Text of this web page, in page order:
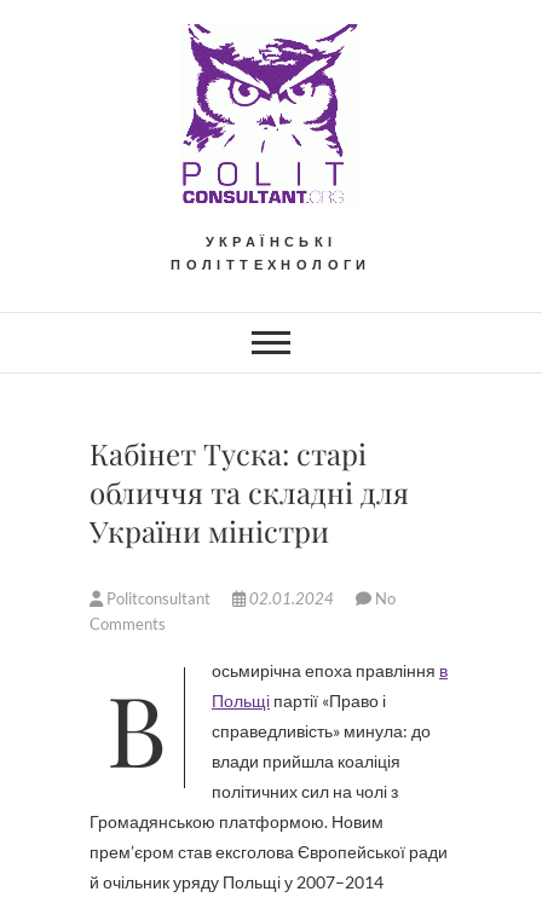
УКРАЇНСЬКІ
ПОЛІТТЕХНОЛОГИ
Кабінет Туска: старі
обличчя та складні для
України міністри
Politconsultant 02.01.2024
No
Comments
Восьмирічна епоха правління в
Польщі партії «Право і
справедливість» минула: до
влади прийшла коаліція
політичних сил на чолі з
Громадянською платформою. Новим
прем’єром став ексголова Європейської ради
й очільник уряду Польщі у 2007–2014